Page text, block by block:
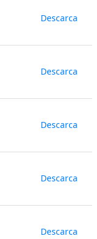
Descarca
Descarca
Descarca
Descarca
Descarca